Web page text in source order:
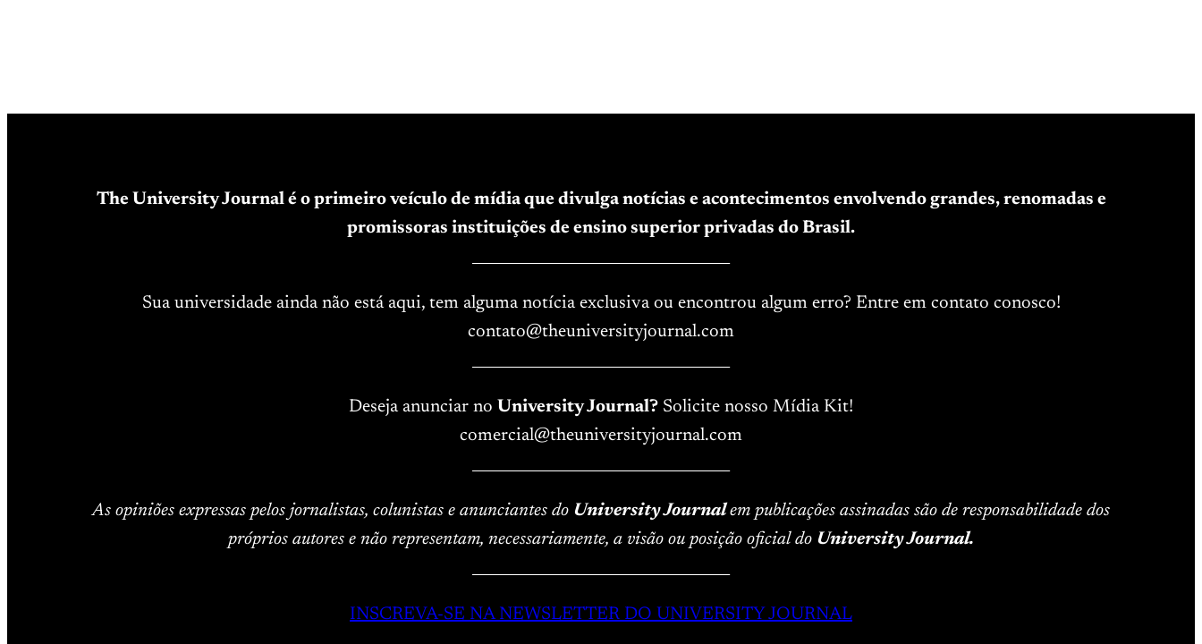
The University Journal é o primeiro veículo de mídia que divulga notícias e acontecimentos envolvendo grandes, renomadas e
promissoras instituições de ensino superior privadas do Brasil.
Sua universidade ainda não está aqui, tem alguma notícia exclusiva ou encontrou algum erro? Entre em contato conosco!
contato@theuniversityjournal.com
Deseja anunciar no University Journal? Solicite nosso Mídia Kit!
comercial@theuniversityjournal.com
As opiniões expressas pelos jornalistas, colunistas e anunciantes do University Journalem publicações assinadas são de responsabilidade dos
próprios autores e não representam, necessariamente, a visão ou posição oficial do University Journal.
INSCREVA-SE NA NEWSLETTER DO UNIVERSITY JOURNAL